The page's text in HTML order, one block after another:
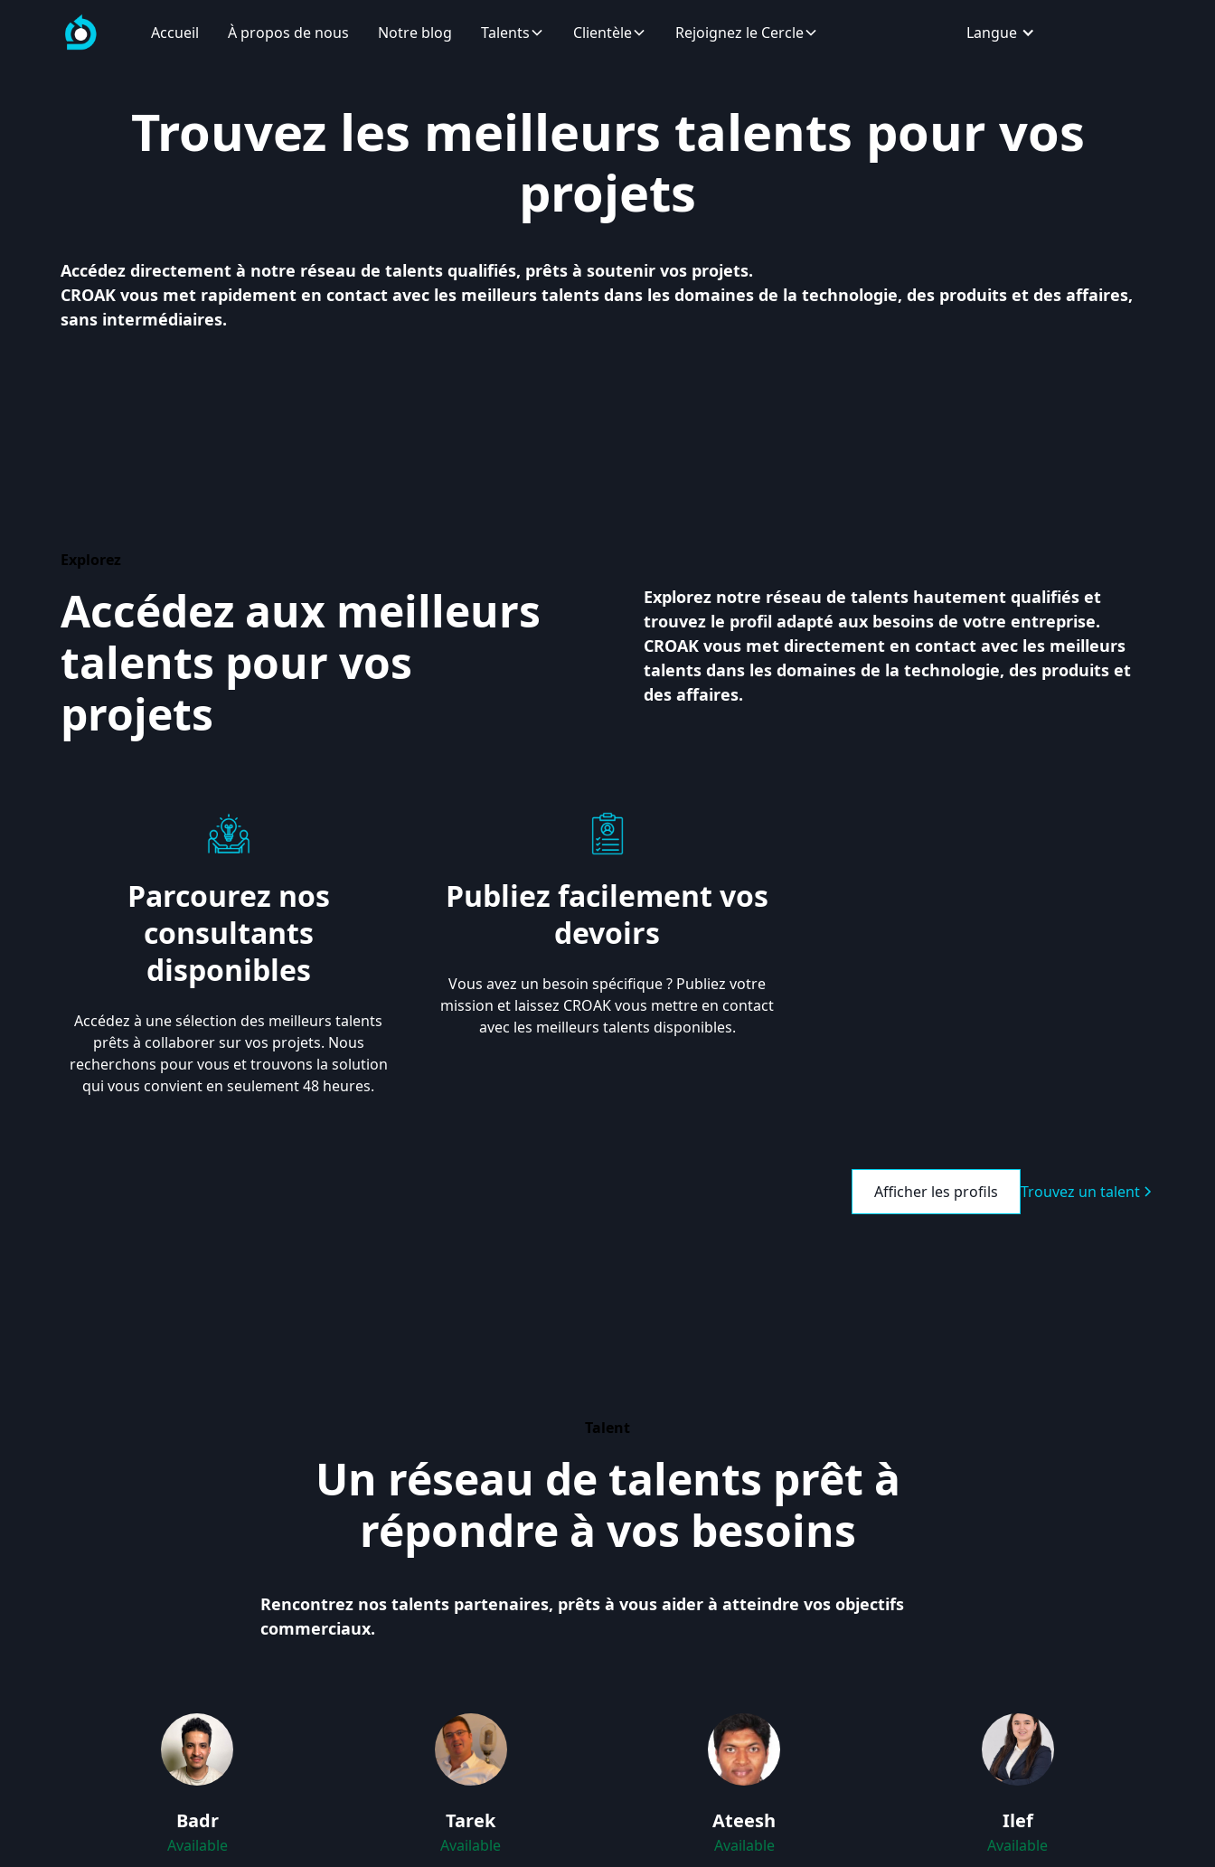
Accueil À propos de nous Notre blog Talents Clientèle Rejoignez le Cercle Langue
Trouvez les meilleurs talents pour vos
projets
Accédez directement à notre réseau de talents qualifiés, prêts à soutenir vos projets.
CROAK vous met rapidement en contact avec les meilleurs talents dans les domaines de la technologie, des produits et des affaires,
sans intermédiaires.
Explorez
Accédez aux meilleurs
talents pour vos
projets
Explorez notre réseau de talents hautement qualifiés et
trouvez le profil adapté aux besoins de votre entreprise.
CROAK vous met directement en contact avec les meilleurs
talents dans les domaines de la technologie, des produits et
des affaires.
Parcourez nos
consultants
disponibles
Accédez à une sélection des meilleurs talents
prêts à collaborer sur vos projets. Nous
recherchons pour vous et trouvons la solution
qui vous convient en seulement 48 heures.
Publiez facilement vos
devoirs
Vous avez un besoin spécifique ? Publiez votre
mission et laissez CROAK vous mettre en contact
avec les meilleurs talents disponibles.
Afficher les profils Trouvez un talent
Talent
Un réseau de talents prêt à
répondre à vos besoins
Rencontrez nos talents partenaires, prêts à vous aider à atteindre vos objectifs
commerciaux.
Badr
Available
Tarek
Available
Ateesh
Available
Ilef
Available